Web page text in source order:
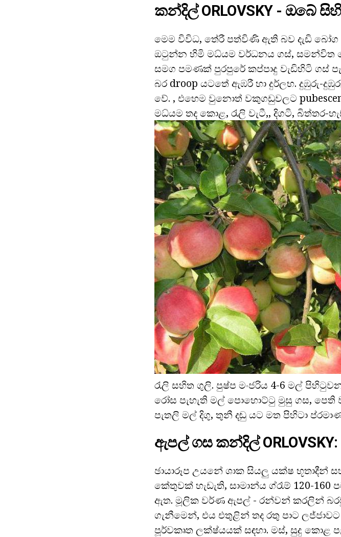
කන්දිල් ORLOVSKY - ඔබේ
මෙම විවිධ, තේරී පත්විණි ඇති බව දැඩි
ඔටුන්න හිමි මධ්යම වර්ධනය ගස්, සමන්විත
සමග පමණක් පුරපුරේ කප්පාදු වැඩිහිටි ගස්
බර droop යටතේ ඇඹරී හා දුර්ලභ. දුඹුරු-
වේ. , එහෙම වුනොත් වකුගඩුවලට
මධ්යම තද කොළ, රැලි වැටී,, දිගටි, බිත්තර-
රැලි සහිත ගුලි. පුෂ්ප මංජරිය 4-6 මල්
රෝස පැහැති මල් පොහොට්ටු මුසු ගස, පෙති
පැතලි මල් දිගු, තුනී දඬු යට මත පිහිටා
ඇපල් ගස කන්දිල්
ඡායාරූප උයනේ ශාක සියලු යක්ෂ භූතාදීන්
කේතුවක් හැඩැති, සාමාන්ය ග්රෑම් 120-
ඇත. මූලික වර්ණ ඇපල් - රන්වන් කරලින්
ගැනීමෙන්, එය එතුළින් තද රතු පාට
පූර්වකෘත ලක්ෂ්යයක් සඳහා. මස්, සුදු කොළ